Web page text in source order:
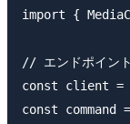
import {
// エンドポイン
const client =
const command